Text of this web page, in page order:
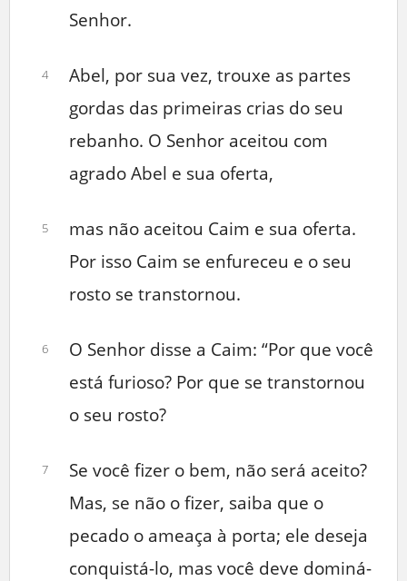
Senhor.
4
Abel, por sua vez, trouxe as partes
gordas das primeiras crias do seu
rebanho. O Senhor aceitou com
agrado Abel e sua oferta,
5
mas não aceitou Caim e sua oferta.
Por isso Caim se enfureceu e o seu
rosto se transtornou.
6
O Senhor disse a Caim: “Por que você
está furioso? Por que se transtornou
o seu rosto?
7
Se você fizer o bem, não será aceito?
Mas, se não o fizer, saiba que o
pecado o ameaça à porta; ele deseja
conquistá-lo, mas você deve dominá-